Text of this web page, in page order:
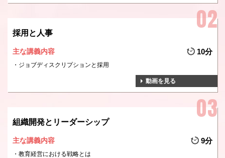
採用と人事
主な講義内容 10分
ジョブディスクリプションと採用
動画を見る
組織開発とリーダーシップ
主な講義内容 9分
教育経営における戦略とは